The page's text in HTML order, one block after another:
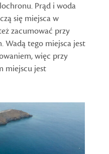
Prąd i woda
się miejsca w
zacumować przy
Wadą tego miejsca jest
więc przy
miejscu jest